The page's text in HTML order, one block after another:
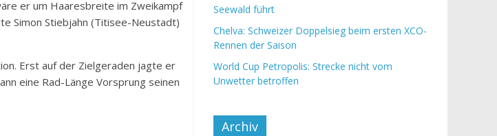
er um Haaresbreite im Zweikampf
Simon Stiebjahn (Titisee-Neustadt)
Erst auf der Zielgeraden jagte er
eine Rad-Länge Vorsprung seinen
Seewald führt
Chelva: Schweizer Doppelsieg beim ersten XCO-
Rennen der Saison
World Cup Petropolis: Strecke nicht vom
Unwetter betroffen
Archiv